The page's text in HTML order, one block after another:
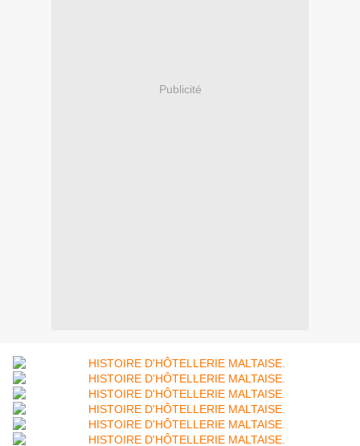
Publicité